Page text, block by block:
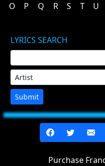
O
P Q R S T U
LYRICS SEARCH
Submit
Purchase